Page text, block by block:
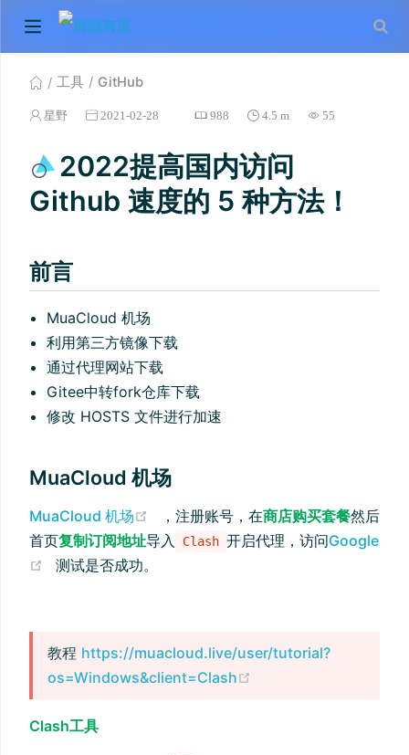
工具 GitHub
星野 2021-02-28 988 4.5 m 55
2022提高国内访问
Github 速度的 5 种方法！
前言
MuaCloud 机场
利用第三方镜像下载
通过代理网站下载
Gitee中转fork仓库下载
修改 HOSTS 文件进行加速
MuaCloud 机场
MuaCloud 机场 (opens new window)
，注册账号，在商店购买套餐然后
首页复制订阅地址导入 Clash 开启代理，访问Google
(opens new window)
测试是否成功。
教程 https://muacloud.live/user/tutorial?
os=Windows&client=Clash
Clash工具